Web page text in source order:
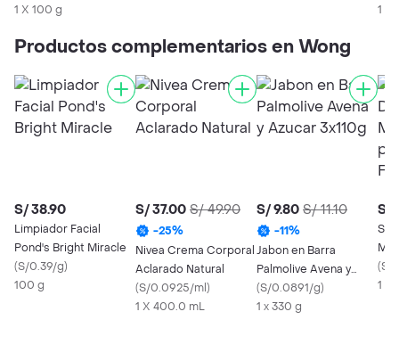
Seca
1 X 100 g
1 X
Productos complementarios en Wong
S/ 38.90
Limpiador Facial
Pond's Bright Miracle
(S/0.39/g)
100 g
S/ 37.00 S/ 49.90
-25%
Nivea Crema Corporal
Aclarado Natural
(S/0.0925/ml)
1 X 400.0 mL
S/ 9.80 S/ 11.10
-11%
Jabon en Barra
Palmolive Avena y
Azucar 3x110g
(S/0.0891/g)
1 x 330 g
S/
(S/
1 X